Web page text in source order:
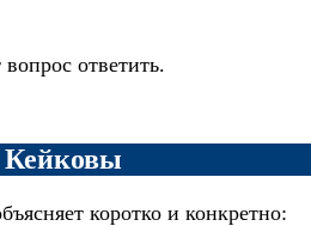
ответить.
коротко и конкретно: